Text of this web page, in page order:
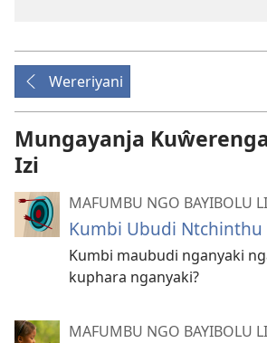
Wereriyani
Mungayanja
Izi
MAFUMBU NGO BAYIBOLU
Kumbi Ubudi Ntchinthu
Kumbi maubudi nganyaki
kuphara nganyaki?
MAFUMBU NGO BAYIBOLU